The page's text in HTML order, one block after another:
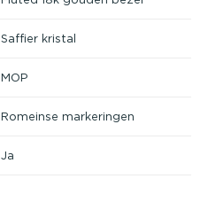
Saffier kristal
MOP
Romeinse markeringen
Ja